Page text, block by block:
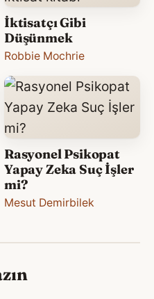
İktisatçı Gibi
Düşünmek
Robbie Mochrie
Rasyonel Psikopat
Yapay Zeka Suç İşler
mi?
Mesut Demirbilek